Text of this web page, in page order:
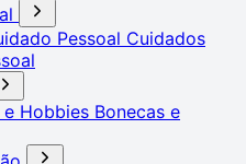
Pessoal Cuidados
Hobbies Bonecas e